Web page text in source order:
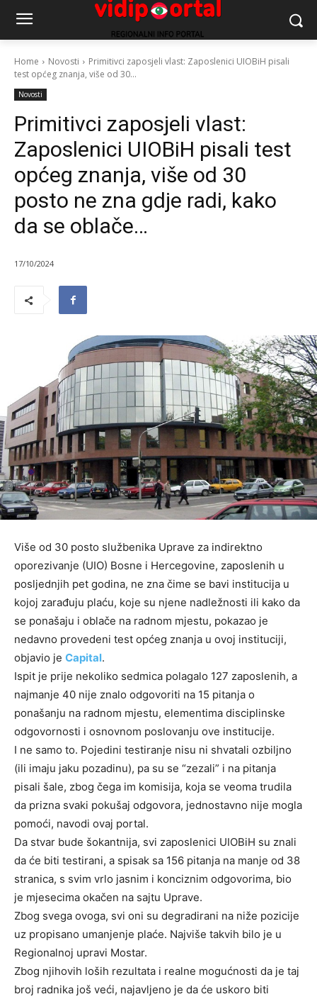
Home Novosti
Primitivci zaposjeli vlast: Zaposlenici UIOBiH pisali
test općeg znanja, više od 30...
Novosti
Primitivci zaposjeli vlast:
Zaposlenici UIOBiH pisali test
općeg znanja, više od 30
posto ne zna gdje radi, kako
da se oblače…
17/10/2024
Više od 30 posto službenika Uprave za indirektno
oporezivanje (UIO) Bosne i Hercegovine, zaposlenih u
posljednjih pet godina, ne zna čime se bavi institucija u
kojoj zarađuju plaću, koje su njene nadležnosti ili kako da
se ponašaju i oblače na radnom mjestu, pokazao je
nedavno provedeni test općeg znanja u ovoj instituciji,
objavio je Capital.
Ispit je prije nekoliko sedmica polagalo 127 zaposlenih, a
najmanje 40 nije znalo odgovoriti na 15 pitanja o
ponašanju na radnom mjestu, elementima disciplinske
odgovornosti i osnovnom poslovanju ove institucije.
I ne samo to. Pojedini testiranje nisu ni shvatali ozbiljno
(ili imaju jaku pozadinu), pa su se “zezali” i na pitanja
pisali šale, zbog čega im komisija, koja se veoma trudila
da prizna svaki pokušaj odgovora, jednostavno nije mogla
pomoći, navodi ovaj portal.
Da stvar bude šokantnija, svi zaposlenici UIOBiH su znali
da će biti testirani, a spisak sa 156 pitanja na manje od 38
stranica, s svim vrlo jasnim i konciznim odgovorima, bio
je mjesecima okačen na sajtu Uprave.
Zbog svega ovoga, svi oni su degradirani na niže pozicije
uz propisano umanjenje plaće. Najviše takvih bilo je u
Regionalnoj upravi Mostar.
Zbog njihovih loših rezultata i realne mogućnosti da je taj
broj radnika još veći, najavljeno je da će uskoro biti